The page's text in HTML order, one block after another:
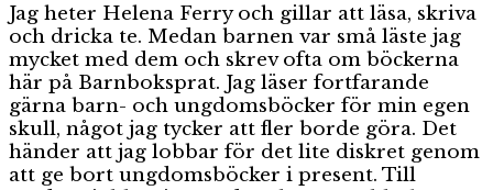
Jag heter Helena Ferry och gillar att läsa, skriva
och dricka te. Medan barnen var små läste jag
mycket med dem och skrev ofta om böckerna
här på Barnboksprat. Jag läser fortfarande
gärna barn- och ungdomsböcker för min egen
skull, något jag tycker att fler borde göra. Det
händer att jag lobbar för det lite diskret genom
att ge bort ungdomsböcker i present. Till